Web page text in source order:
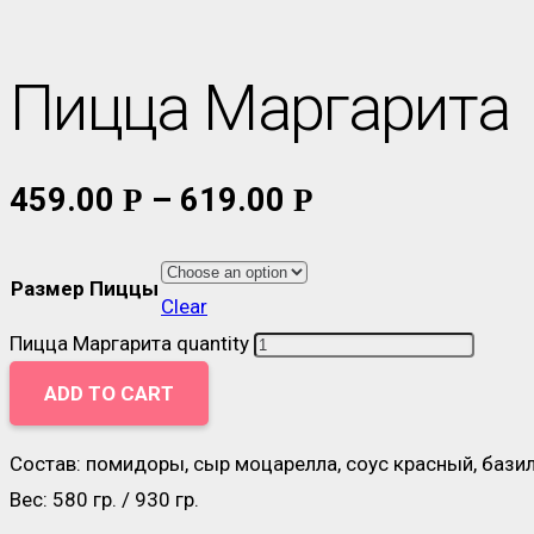
Пицца Маргарита
459.00 Р – 619.00 Р
Размер Пиццы
Clear
Пицца Маргарита quantity
ADD TO CART
Состав: помидоры, сыр моцарелла, соус красный,
Вес: 580 гр. / 930 гр.